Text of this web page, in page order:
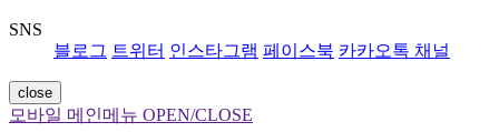
SNS
블로그 트위터 인스타그램 페이스북 카카오톡 채널
close
모바일 메인메뉴 OPEN/CLOSE